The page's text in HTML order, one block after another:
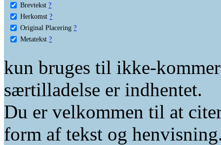
Brevtekst ?
Herkomst ?
Original Placering ?
Metatekst ?
kun bruges til ikke-
særtilladelse er indhentet.
Du er velkommen til at
form af tekst og